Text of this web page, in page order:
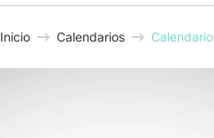
Inicio Calendarios